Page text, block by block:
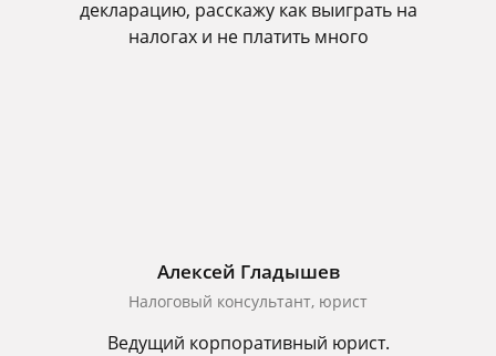
декларацию, расскажу как выиграть на
налогах и не платить много
Алексей Гладышев
Налоговый консультант, юрист
Ведущий корпоративный юрист.